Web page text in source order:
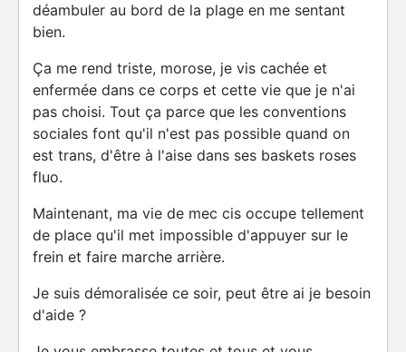
déambuler au bord de la plage en me sentant
bien.
Ça me rend triste, morose, je vis cachée et
enfermée dans ce corps et cette vie que je n'ai
pas choisi. Tout ça parce que les conventions
sociales font qu'il n'est pas possible quand on
est trans, d'être à l'aise dans ses baskets roses
fluo.
Maintenant, ma vie de mec cis occupe tellement
de place qu'il met impossible d'appuyer sur le
frein et faire marche arrière.
Je suis démoralisée ce soir, peut être ai je besoin
d'aide ?